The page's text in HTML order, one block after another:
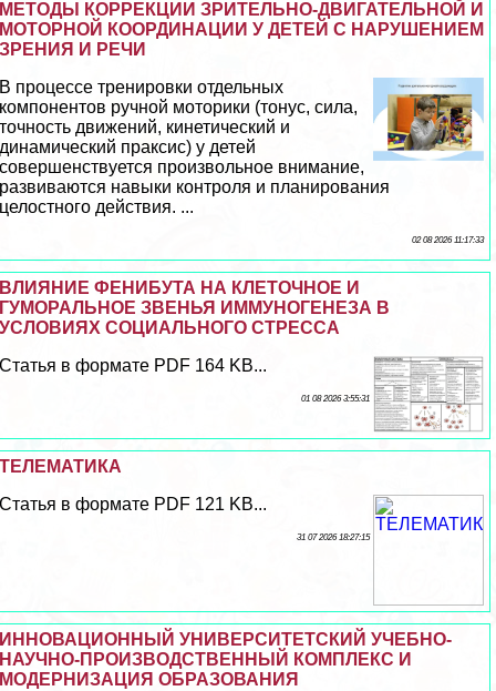
МЕТОДЫ КОРРЕКЦИИ ЗРИТЕЛЬНО-ДВИГАТЕЛЬНОЙ И
МОТОРНОЙ КООРДИНАЦИИ У ДЕТЕЙ С НАРУШЕНИЕМ
ЗРЕНИЯ И РЕЧИ
В процессе тренировки отдельных
компонентов ручной моторики (тонус, сила,
точность движений, кинетический и
динамический пpaксис) у детей
совершенствуется произвольное внимание,
развиваются навыки контроля и планирования
целостного действия. ...
02 08 2026 11:17:33
ВЛИЯНИЕ ФЕНИБУТА НА КЛЕТОЧНОЕ И
ГУМОРАЛЬНОЕ ЗВЕНЬЯ ИММУНОГЕНЕЗА В
УСЛОВИЯХ СОЦИАЛЬНОГО СТРЕССА
Статья в формате PDF 164 KB...
01 08 2026 3:55:31
ТЕЛЕМАТИКА
Статья в формате PDF 121 KB...
31 07 2026 18:27:15
ИННОВАЦИОННЫЙ УНИВЕРСИТЕТСКИЙ УЧЕБНО-
НАУЧНО-ПРОИЗВОДСТВЕННЫЙ КОМПЛЕКС И
МОДЕРНИЗАЦИЯ ОБРАЗОВАНИЯ